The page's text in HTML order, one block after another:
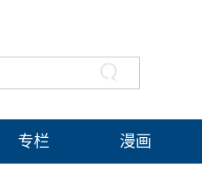
专栏 漫画